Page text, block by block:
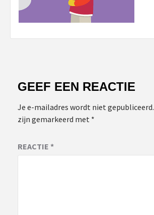
GEEF EEN REACTIE
Je e-mailadres wordt niet gepubliceerd.
zijn gemarkeerd met *
REACTIE *